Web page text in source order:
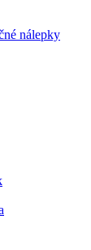
nálepky